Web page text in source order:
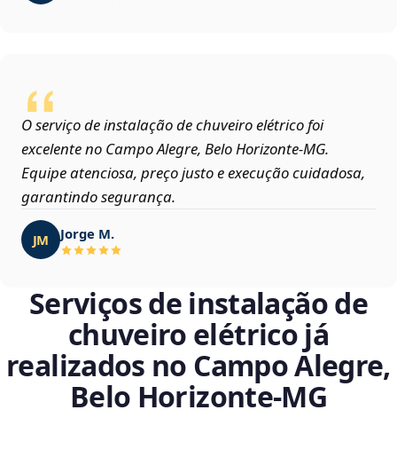
O serviço de instalação de chuveiro elétrico foi
excelente no Campo Alegre, Belo Horizonte‑MG.
Equipe atenciosa, preço justo e execução cuidadosa,
garantindo segurança.
JM Jorge M.
Serviços de instalação de
chuveiro elétrico já
realizados no Campo Alegre,
Belo Horizonte‑MG